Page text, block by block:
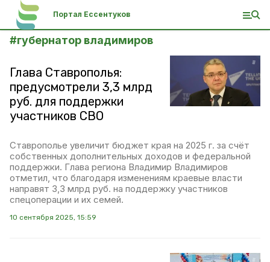
Портал Ессентуков
#губернатор владимиров
Глава Ставрополья:
предусмотрели 3,3 млрд
руб. для поддержки
участников СВО
Ставрополье увеличит бюджет края на 2025 г. за счёт
собственных дополнительных доходов и федеральной
поддержки. Глава региона Владимир Владимиров
отметил, что благодаря изменениям краевые власти
направят 3,3 млрд руб. на поддержку участников
спецоперации и их семей.
10 сентября 2025, 15:59